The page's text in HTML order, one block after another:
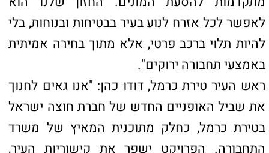
מנכ"ל חברת חוצה ישראל, דן שנבך: "שביל
האופניים החדש בטירת כרמל מהווה אבן דרך
נוספת לשיפור איכות חיי התושבים בעיר ומצטרף
לשורת פרויקטים שמקדמת חוצה ישראל
במטרופולין חיפה. המקטע החדש יאפשר לתושבי
את הקשר בין העיר למרחבים הפתוחים בסביבתה".